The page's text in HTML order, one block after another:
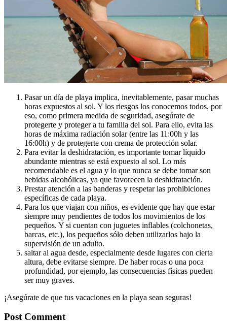
Pasar un día de playa implica, inevitablemente, pasar muchas
horas expuestos al sol. Y los riesgos los conocemos todos, por
eso, como primera medida de seguridad, asegúrate de
protegerte y proteger a tu familia del sol. Para ello, evita las
horas de máxima radiación solar (entre las 11:00h y las
16:00h) y de protegerte con crema de protección solar.
Para evitar la deshidratación, es importante tomar líquido
abundante mientras se está expuesto al sol. Lo más
recomendable es el agua y lo que nunca se debe tomar son
bebidas alcohólicas, ya que favorecen la deshidratación.
Prestar atención a las banderas y respetar las prohibiciones
específicas de cada playa.
Para los que viajan con niños, es evidente que hay que estar
siempre muy pendientes de todos los movimientos de los
pequeños. Y si cuentan con juguetes inflables (colchonetas,
barcas, etc.), los pequeños sólo deben utilizarlos bajo la
supervisión de un adulto.
saltar al agua desde, especialmente desde lugares con cierta
altura, debe evitarse siempre. De haber rocas o una poca
profundidad, por ejemplo, las consecuencias físicas pueden
ser muy graves.
¡Asegúrate de que tus vacaciones en la playa sean seguras!
Post Comment